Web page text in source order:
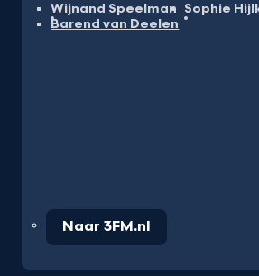
Wijnand Speelman Sophie
Barend van Deelen
Naar 3FM.nl